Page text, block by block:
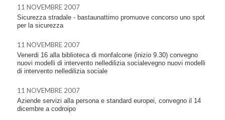
11 NOVEMBRE 2007
Sicurezza stradale - bastaunattimo promuove concorso uno spot
per la sicurezza
11 NOVEMBRE 2007
Venerdi 16 alla biblioteca di monfalcone (inizio 9.30) convegno
nuovi modelli di intervento nelledilizia socialevegno nuovi modelli
di intervento nelledilizia sociale
11 NOVEMBRE 2007
Aziende servizi alla persona e standard europei, convegno il 14
dicembre a codroipo